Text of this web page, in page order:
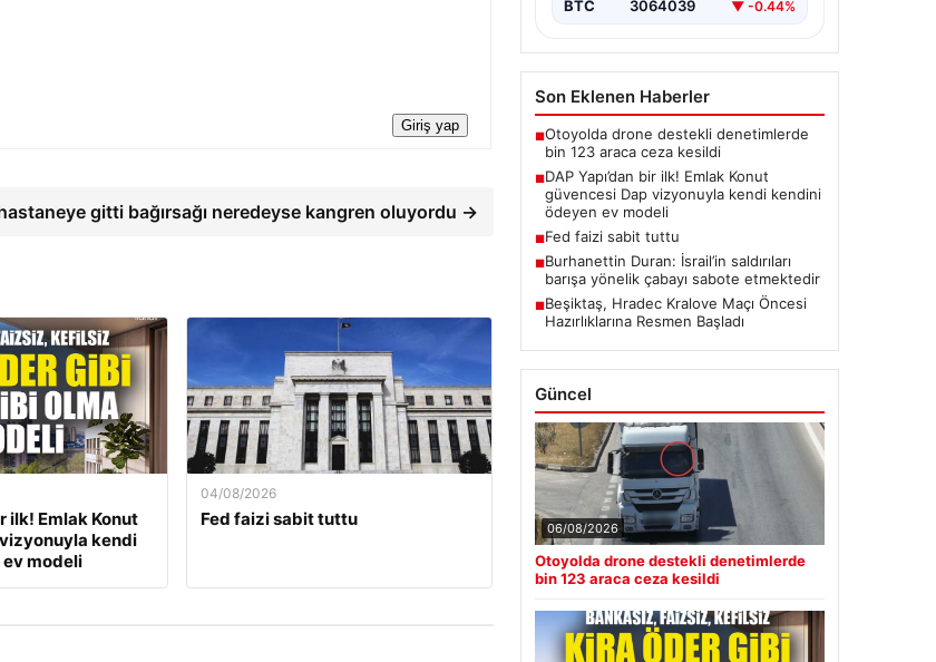
Giriş yap
hastaneye gitti bağırsağı neredeyse kangren oluyordu →
ilk! Emlak Konut
kendi
modeli
04/08/2026
Fed faizi sabit tuttu
BTC 3064039 ▼ -0.44%
Son Eklenen Haberler
■Otoyolda drone destekli denetimlerde
bin 123 araca ceza kesildi
■DAP Yapı’dan bir ilk! Emlak Konut
güvencesi Dap vizyonuyla kendi kendini
ödeyen ev modeli
■Fed faizi sabit tuttu
■Burhanettin Duran: İsrail’in saldırıları
barışa yönelik çabayı sabote etmektedir
■Beşiktaş, Hradec Kralove Maçı Öncesi
Hazırlıklarına Resmen Başladı
Güncel
06/08/2026
Otoyolda drone destekli denetimlerde
bin 123 araca ceza kesildi